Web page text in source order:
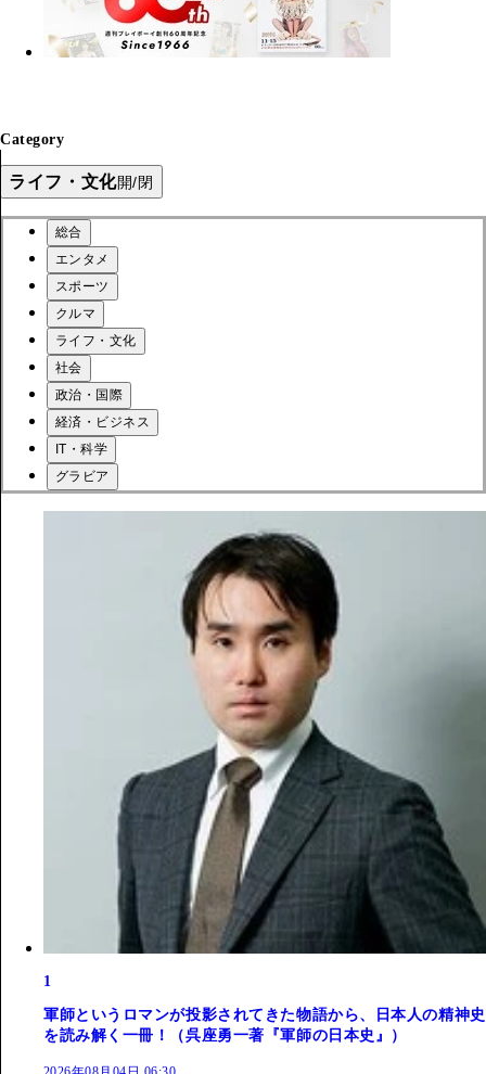
Category
ライフ・文化開/閉
総合
エンタメ
スポーツ
クルマ
ライフ・文化
社会
政治・国際
経済・ビジネス
IT・科学
グラビア
1
軍師というロマンが投影されてきた物語から、日本人の精神史
を読み解く一冊！（呉座勇一著『軍師の日本史』）